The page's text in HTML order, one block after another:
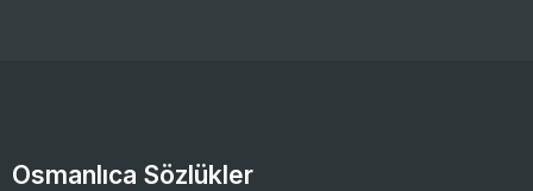
Osmanlıca Sözlükler